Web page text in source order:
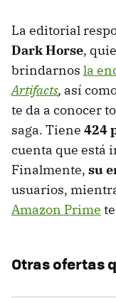
La editorial
Dark Horse,
brindarnos la
Artifacts, así
te da a conocer
saga. Tiene 424
cuenta que está
Finalmente, su
usuarios,
Amazon Prime
Otras ofertas